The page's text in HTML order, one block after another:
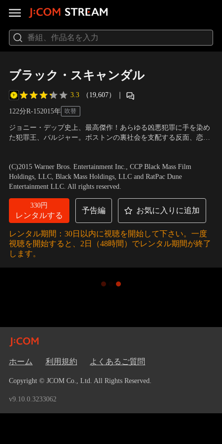
ブラック・スキャンダル
3.3 （19,607） ｜
122分R-152015年 吹替
ジョニー・デップ史上、最高傑作！あらゆる凶悪犯罪に手を染め
た犯罪王、バルジャー。ボストンの裏社会を支配する反面、恋人
ョニー・デップがキャリア史上最高の熱演。FBI×ギャング×政治
家。暴かれる！全米史上、最も黒い闇。
(C)2015 Warner Bros. Entertainment Inc., CCP Black Mass Film
Holdings, LLC, Black Mass Holdings, LLC and RatPac Dune
Entertainment LLC. All rights reserved.
330円
レンタルする
予告編 お気に入りに追加
レンタル期間：30日以内に視聴を開始して下さい。一度
視聴を開始すると、2日（48時間）でレンタル期間が終了
します。
ホーム 利用規約 よくあるご質問
Copyright © JCOM Co., Ltd. All Rights Reserved.
v9.10.0.3233062